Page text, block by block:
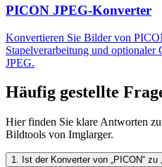
PICON JPEG-Konverter
Konvertieren Sie Bilder von
Stapelverarbeitung und optionaler
JPEG.
Häufig gestellte
Hier finden Sie klare Antworten
Bildtools von Imglarger.
1. Ist der Konverter von „PICON“ zu